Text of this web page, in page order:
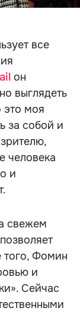
все
он
выглядеть
это моя
за собой и
человека
и
свежем
того, Фомин
и
Сейчас